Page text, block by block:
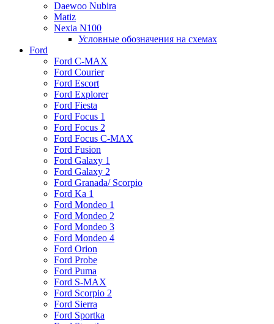
Daewoo Nubira
Matiz
Nexia N100
Условные обозначения на схемах
Ford
Ford C-MAX
Ford Courier
Ford Escort
Ford Explorer
Ford Fiesta
Ford Focus 1
Ford Focus 2
Ford Focus C-MAX
Ford Fusion
Ford Galaxy 1
Ford Galaxy 2
Ford Granada/ Scorpio
Ford Ka 1
Ford Mondeo 1
Ford Mondeo 2
Ford Mondeo 3
Ford Mondeo 4
Ford Orion
Ford Probe
Ford Puma
Ford S-MAX
Ford Scorpio 2
Ford Sierra
Ford Sportka